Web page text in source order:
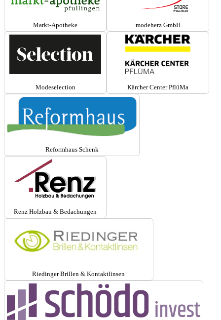
Markt-Apotheke modeherz GmbH
Modeselection Kärcher Center PflüMa
Reformhaus Schenk
Renz Holzbau & Bedachungen
Riedinger Brillen & Kontaktlinsen